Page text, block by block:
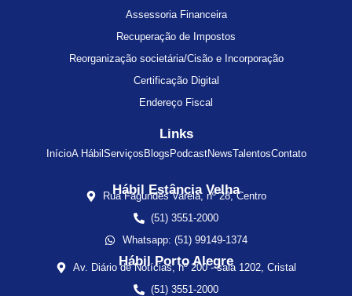
Assessoria Financeira
Recuperação de Impostos
Reorganização societária/Cisão e Incorporação
Certificação Digital
Endereço Fiscal
Links
InícioA Hábil Serviços Blogs PodcastNewsTalentosContato
Hábil Estância Velha
Rua Fagundes Varela, nº 28, Centro
(51) 3551-2000
Whatsapp: (51) 99149-1374
Hábil Porto Alegre
Av. Diário de Notícias, nº 200 - sala 1202, Cristal
(51) 3551-2000